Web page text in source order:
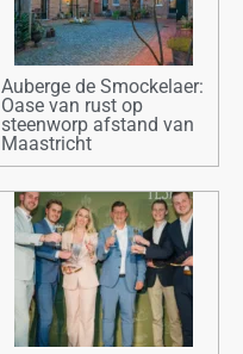
Auberge de Smockelaer:
Oase van rust op
steenworp afstand van
Maastricht